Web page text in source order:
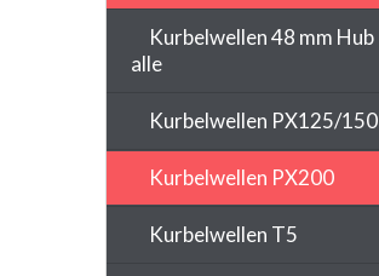
Kurbelwellen 48 mm Hub
alle
Kurbelwellen PX125/150
Kurbelwellen PX200
Kurbelwellen T5